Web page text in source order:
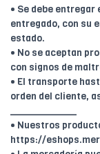
• Se debe
entregado, con su
estado.
• No se aceptan
con signos de
• El transporte
orden del cliente,
• Nuestros
https://